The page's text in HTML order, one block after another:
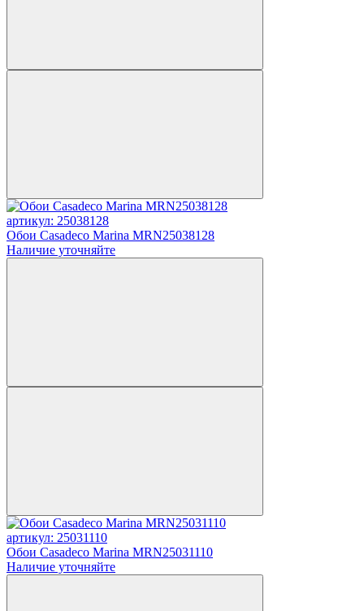
артикул: 25038128
Обои Casadeco Marina MRN25038128
Наличие уточняйте
артикул: 25031110
Обои Casadeco Marina MRN25031110
Наличие уточняйте